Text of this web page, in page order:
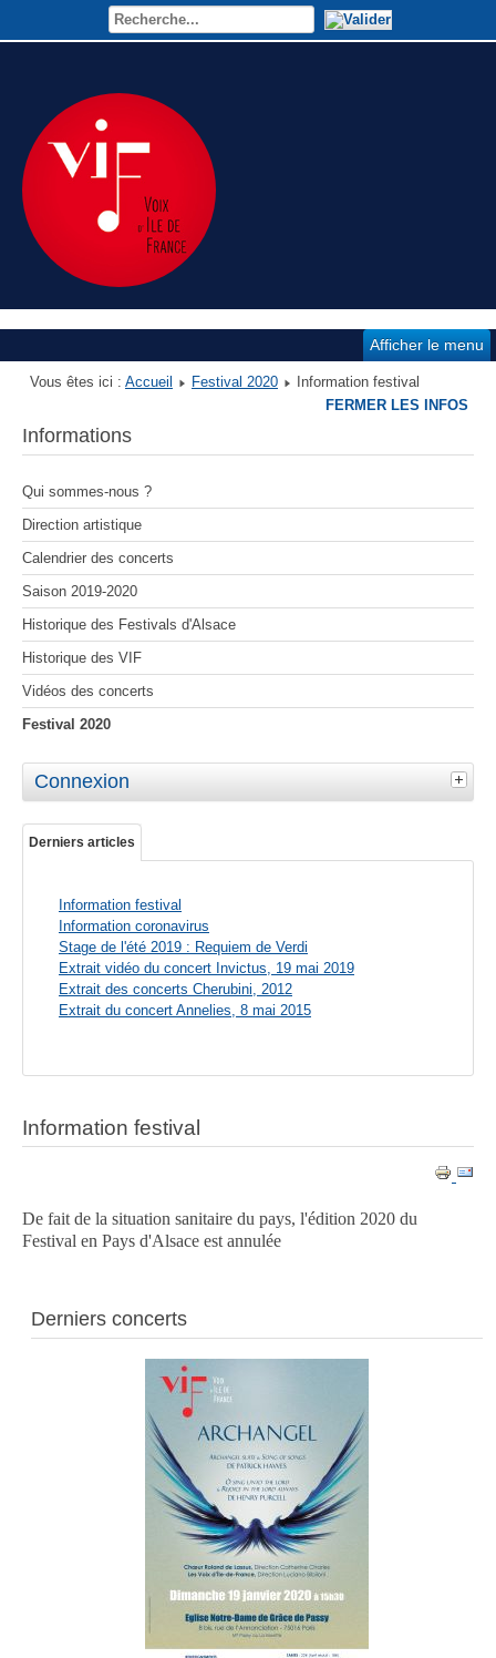
Afficher le menu
Vous êtes ici : Accueil Festival 2020 Information festival
Informations
Qui sommes-nous ?
Direction artistique
Calendrier des concerts
Saison 2019-2020
Historique des Festivals d'Alsace
Historique des VIF
Vidéos des concerts
Festival 2020
Connexion
Derniers articles
Information festival
Information coronavirus
Stage de l'été 2019 : Requiem de Verdi
Extrait vidéo du concert Invictus, 19 mai 2019
Extrait des concerts Cherubini, 2012
Extrait du concert Annelies, 8 mai 2015
Information festival
De fait de la situation sanitaire du pays, l'édition 2020 du
Festival en Pays d'Alsace est annulée
FERMER LES INFOS
Derniers concerts